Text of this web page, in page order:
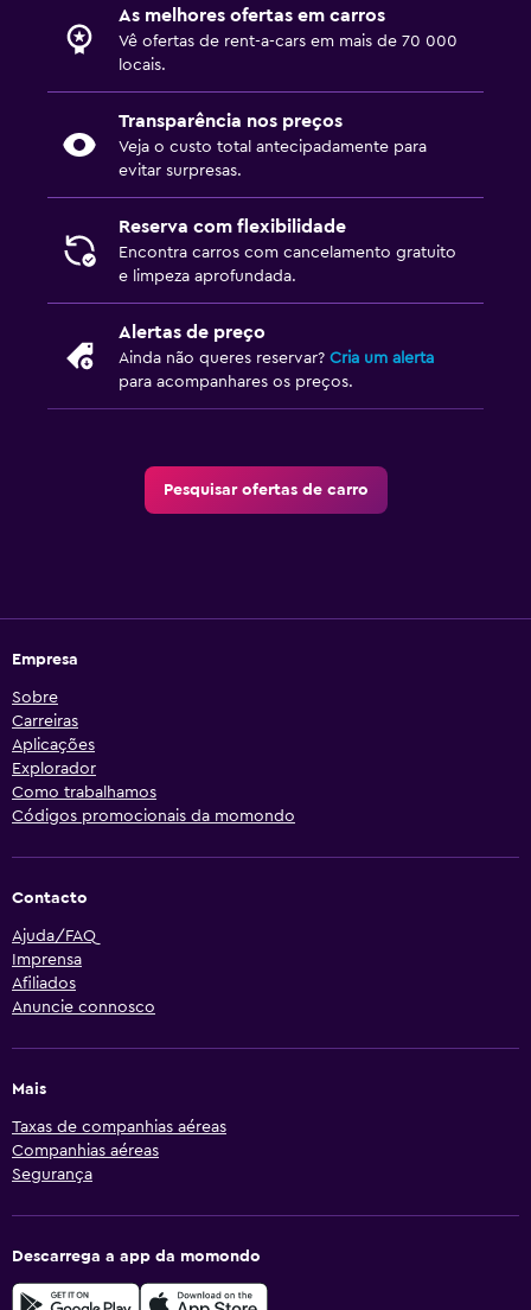
As melhores ofertas em carros
Vê ofertas de rent-a-cars em mais de 70 000
locais.
Transparência nos preços
Veja o custo total antecipadamente para
evitar surpresas.
Reserva com flexibilidade
Encontra carros com cancelamento gratuito
e limpeza aprofundada.
Alertas de preço
Ainda não queres reservar? Cria um alerta
para acompanhares os preços.
Pesquisar ofertas de carro
Empresa
Sobre
Carreiras
Aplicações
Explorador
Como trabalhamos
Códigos promocionais da momondo
Contacto
Ajuda/FAQ
Imprensa
Afiliados
Anuncie connosco
Mais
Taxas de companhias aéreas
Companhias aéreas
Segurança
Descarrega a app da momondo